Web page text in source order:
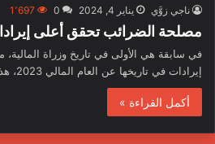
ناجي زوَّي يناير 4, 2024 0 1٬697
مصلحة الضرائب تحقق أعلى
في سابقة هي الأولى في تاريخ وزراة
إيرادات في تاريخها عن العام المالي 2023، هذا…
أكمل القراءة »